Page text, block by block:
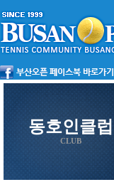
동호인클럽
CLUB